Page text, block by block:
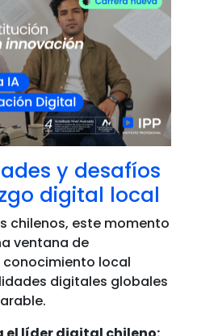
y desafíos
digital local
chilenos, este momento
ventana de
conocimiento local
digitales globales